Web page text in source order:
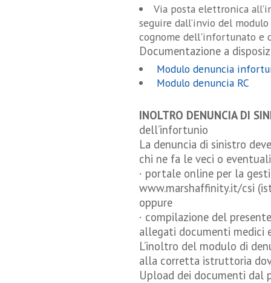
Via posta elettronica
seguire dall’invio del
cognome dell'infortunato e
Documentazione a
Modulo denuncia
Modulo denuncia RC
INOLTRO DENUNCIA DI
dell’infortunio
La denuncia di sinistro
chi ne fa le veci o
· portale online per la
www.marshaffinity.it/csi
oppure
· compilazione del
allegati documenti medici
L’inoltro del modulo di
alla corretta istruttoria
Upload dei documenti dal